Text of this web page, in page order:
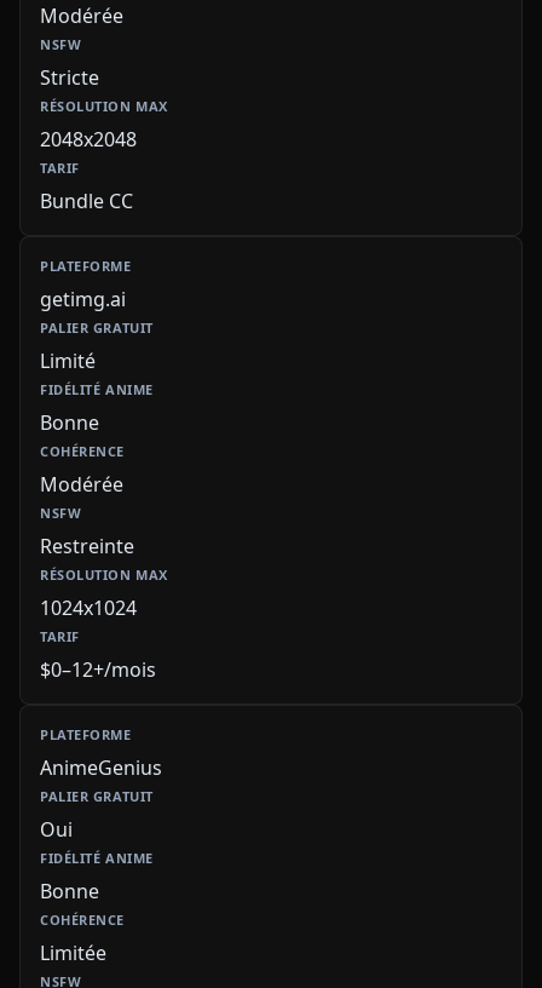
Modérée
Stricte
2048x2048
Bundle CC
getimg.ai
Limité
Bonne
Modérée
Restreinte
1024x1024
$0–12+/mois
AnimeGenius
Oui
Bonne
Limitée